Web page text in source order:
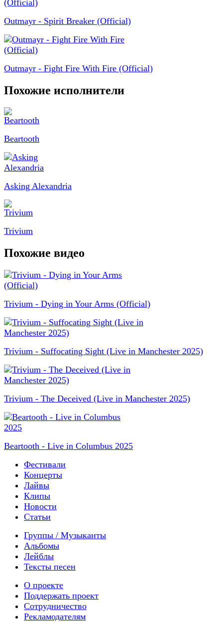
Outmayr - Spirit Breaker (Official)
Outmayr - Fight Fire With Fire (Official)
Похожие исполнители
Beartooth
Asking Alexandria
Trivium
Похожие видео
Trivium - Dying in Your Arms (Official)
Trivium - Suffocating Sight (Live in Manchester 2025)
Trivium - The Deceived (Live in Manchester 2025)
Beartooth - Live in Columbus 2025
Фестивали
Концерты
Лайвы
Клипы
Новости
Статьи
Группы / Музыканты
Альбомы
Лейблы
Тексты песен
О проекте
Поддержать проект
Сотрудничество
Рекламодателям